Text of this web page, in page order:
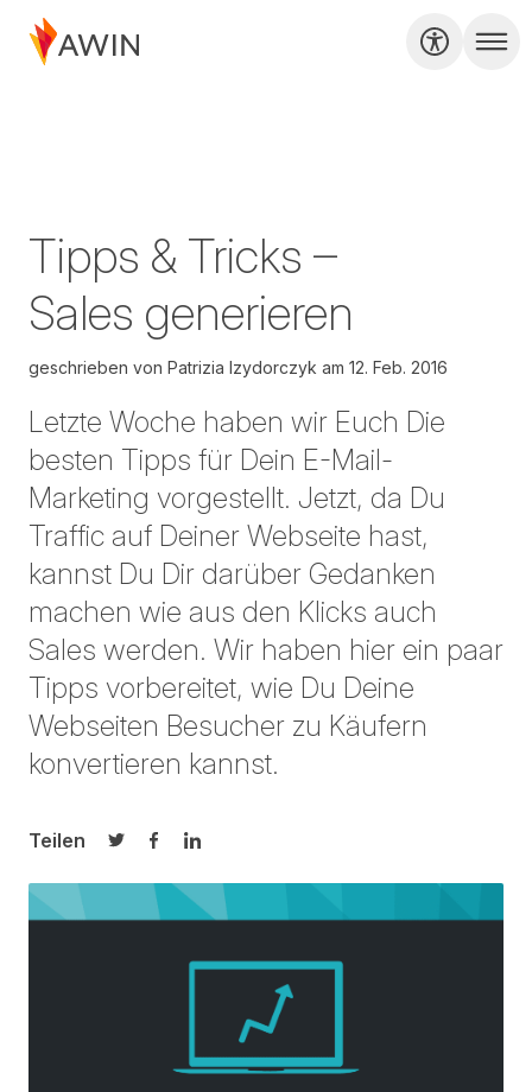
Tipps & Tricks –
Sales generieren
geschrieben von Patrizia Izydorczyk am 12. Feb. 2016
Letzte Woche haben wir Euch Die
besten Tipps für Dein E-Mail-
Marketing vorgestellt. Jetzt, da Du
Traffic auf Deiner Webseite hast,
kannst Du Dir darüber Gedanken
machen wie aus den Klicks auch
Sales werden. Wir haben hier ein paar
Tipps vorbereitet, wie Du Deine
Webseiten Besucher zu Käufern
konvertieren kannst.
Teilen
Auf Twitter teilen
Auf Facebook teilen
Auf LinkedIn teilen